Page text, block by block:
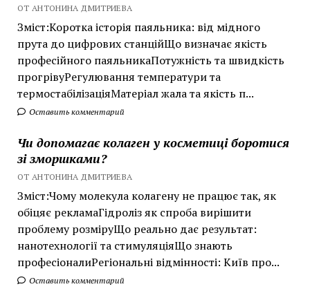
ОТ АНТОНИНА ДМИТРИЕВА
Зміст:Коротка історія паяльника: від мідного
прута до цифрових станційЩо визначає якість
професійного паяльникаПотужність та швидкість
прогрівуРегулювання температури та
термостабілізаціяМатеріал жала та якість п...
Оставить комментарий
Чи допомагає колаген у косметиці боротися
зі зморшками?
ОТ АНТОНИНА ДМИТРИЕВА
Зміст:Чому молекула колагену не працює так, як
обіцяє рекламаГідроліз як спроба вирішити
проблему розміруЩо реально дає результат:
нанотехнології та стимуляціяЩо знають
професіоналиРегіональні відмінності: Київ про...
Оставить комментарий